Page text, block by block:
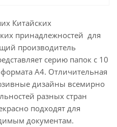
Китайских
принадлежностей для
производитель
серию папок с 10
формата А4. Отличительная
дизайны всемирно
разных стран
подходят для
документам.